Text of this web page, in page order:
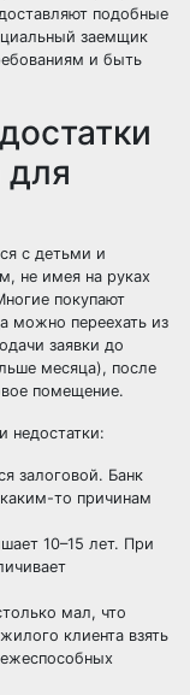
подобные
заемщик
и быть
для
с детьми и
не имея на руках
покупают
можно переехать из
заявки до
месяца), после
помещение.
недостатки:
залоговой. Банк
то причинам
10–15 лет. При
мал, что
клиента взять